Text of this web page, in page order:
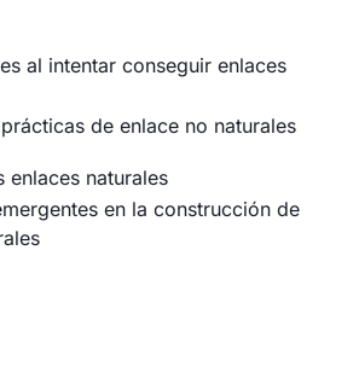
al intentar conseguir enlaces
de enlace no naturales
enlaces naturales
en la construcción de